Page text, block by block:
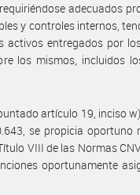
adecuados
y controles internos,
entregados por
los mismos, incluidos
artículo 19, inciso
se propicia oportuno
VIII de las Normas
oportunamente